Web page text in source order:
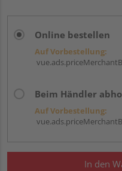
Online bestellen
Auf Vorbestellung:
Beim Händler
Auf Vorbestellung:
In den